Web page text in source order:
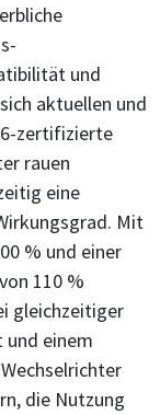
und
aktuellen und
zertifizierte
rauen
eine
Mit
% und einer
110 %
gleichzeitiger
einem
die Nutzung